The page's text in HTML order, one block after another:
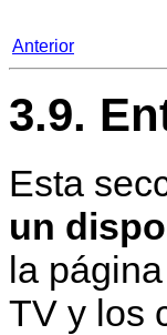
Anterior
3.9.
Esta
un
la
TV y los